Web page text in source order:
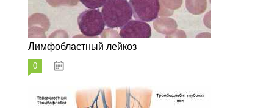
Лимфобластный лейкоз
0